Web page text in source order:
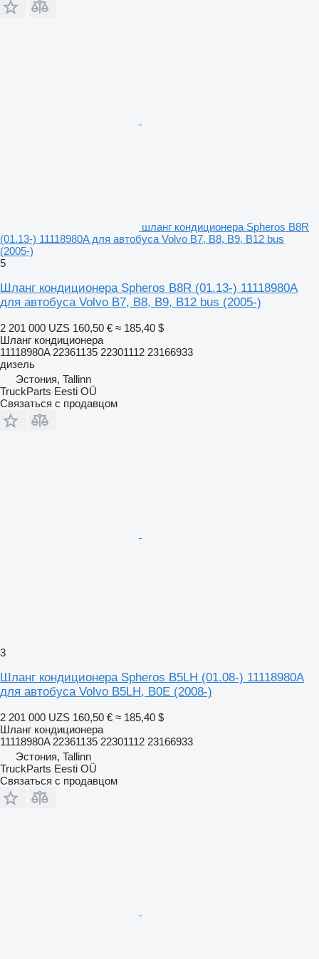
шланг кондиционера Spheros B8R
(01.13-) 11118980A для автобуса Volvo B7, B8, B9, B12 bus
(2005-)
5
Шланг кондиционера Spheros B8R (01.13-) 11118980A
для автобуса Volvo B7, B8, B9, B12 bus (2005-)
2 201 000 UZS 160,50 € ≈ 185,40 $
Шланг кондиционера
11118980A 22361135 22301112 23166933
дизель
Эстония, Tallinn
TruckParts Eesti OÜ
Связаться с продавцом
3
Шланг кондиционера Spheros B5LH (01.08-) 11118980A
для автобуса Volvo B5LH, B0E (2008-)
2 201 000 UZS 160,50 € ≈ 185,40 $
Шланг кондиционера
11118980A 22361135 22301112 23166933
Эстония, Tallinn
TruckParts Eesti OÜ
Связаться с продавцом